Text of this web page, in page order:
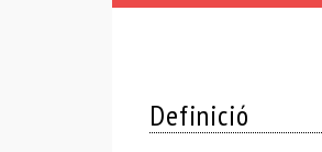
Definició